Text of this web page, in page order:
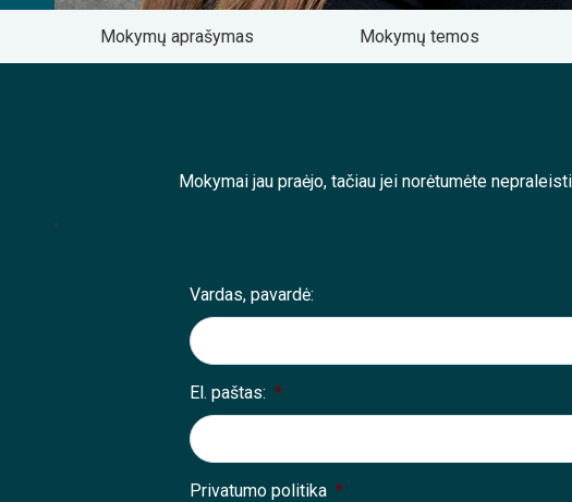
Mokymų aprašymas Mokymų temos
Mokymai jau praėjo, tačiau jei norėtumėte
;
Vardas, pavardė:
El. paštas: *
Privatumo politika *